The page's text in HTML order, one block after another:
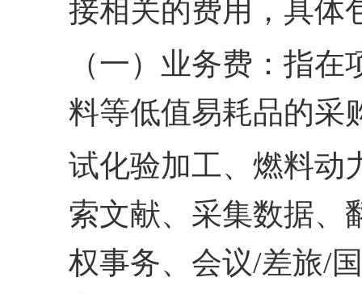
接相关的费用，具体
（一）业务费：指
料等低值易耗品的采
试化验加工、燃料动
索文献、采集数据、
权事务、会议/差旅/